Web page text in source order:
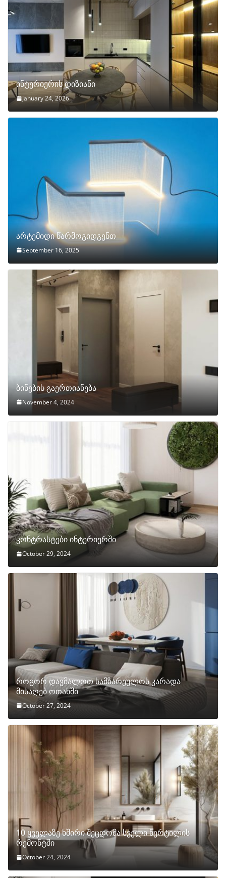
ინტერიერის დიზიანი
January 24, 2026
არტემიდი წარმოგიდგენთ
September 16, 2025
ბინების გაერთიანება
November 4, 2024
კონტრასტები ინტერიერში
October 29, 2024
როგორ დავმალოთ სამზარეულოს კარადა
მისაღებ ოთახში
October 27, 2024
10 ყველაზე ხშირი შეცდომა სველი წერტილის
რემონტში
October 24, 2024